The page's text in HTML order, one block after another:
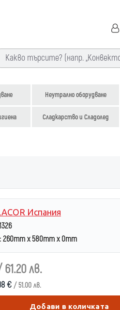
Неутрално оборудване
Сладкарство и Сладолед
61.20 лв.
€ / 51.00 лв.
Испания
260mm x 580mm x 0mm
Добави в количката